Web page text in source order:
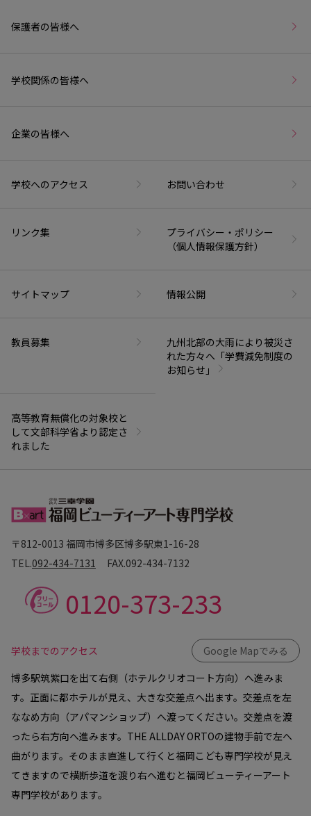
保護者の皆様へ
学校関係の皆様へ
企業の皆様へ
学校へのアクセス お問い合わせ
リンク集
プライバシー・ポリシー
（個人情報保護方針）
サイトマップ 情報公開
教員募集
九州北部の大雨により被災さ
れた方々へ「学費減免制度の
お知らせ」
高等教育無償化の対象校と
して文部科学省より認定さ
れました
〒812-0013 福岡市博多区博多駅東1-16-28
TEL.092-434-7131 FAX.092-434-7132
0120-373-233
学校までのアクセス
Google Mapでみる
博多駅筑紫口を出て右側（ホテルクリオコート方向）へ進みま
す。正面に都ホテルが見え、大きな交差点へ出ます。交差点を左
ななめ方向（アパマンショップ）へ渡ってください。交差点を渡
ったら右方向へ進みます。THE ALLDAY ORTOの建物手前で左へ
曲がります。そのまま直進して行くと福岡こども専門学校が見え
てきますので横断歩道を渡り右へ進むと福岡ビューティーアート
専門学校があります。